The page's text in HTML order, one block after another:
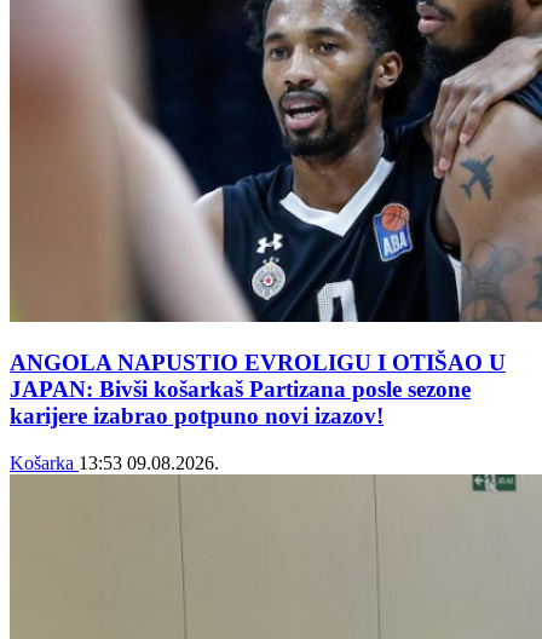
ANGOLA NAPUSTIO EVROLIGU I OTIŠAO U
JAPAN: Bivši košarkaš Partizana posle sezone
karijere izabrao potpuno novi izazov!
Košarka 13:53 09.08.2026.